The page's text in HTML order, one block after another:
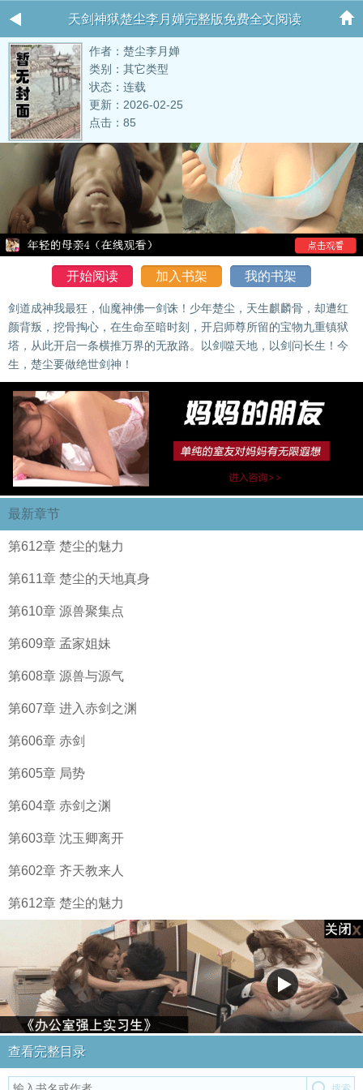
天剑神狱楚尘李月婵完整版免费全文阅读
作者：楚尘李月婵
类别：其它类型
状态：连载
更新：2026-02-25
点击：85
开始阅读 加入书架 我的书架
剑道成神我最狂，仙魔神佛一剑诛！少年楚尘，天生麒麟骨，却遭红
颜背叛，挖骨掏心，在生命至暗时刻，开启师尊所留的宝物九重镇狱
塔，从此开启一条横推万界的无敌路。以剑噬天地，以剑问长生！今
生，楚尘要做绝世剑神！
最新章节
第612章 楚尘的魅力
第611章 楚尘的天地真身
第610章 源兽聚集点
第609章 孟家姐妹
第608章 源兽与源气
第607章 进入赤剑之渊
第606章 赤剑
第605章 局势
第604章 赤剑之渊
第603章 沈玉卿离开
第602章 齐天教来人
第612章 楚尘的魅力
查看完整目录